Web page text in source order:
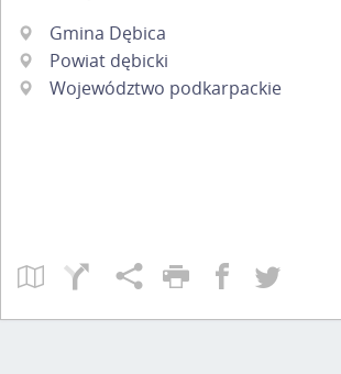
Gmina Dębica
Powiat dębicki
Województwo podkarpackie